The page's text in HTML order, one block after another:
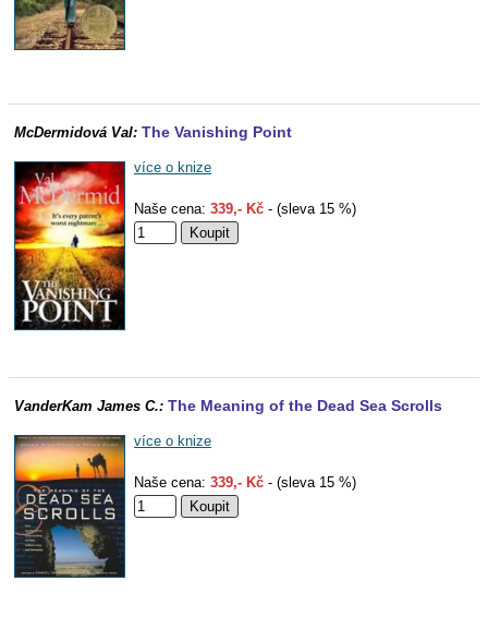
McDermidová Val: The Vanishing Point
více o knize
Naše cena: 339,- Kč - (sleva 15 %)
VanderKam James C.: The Meaning of the Dead Sea Scrolls
více o knize
Naše cena: 339,- Kč - (sleva 15 %)